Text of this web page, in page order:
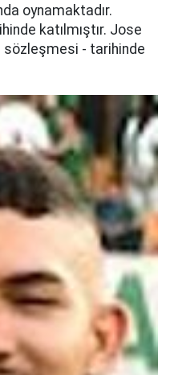
oynamaktadır.
katılmıştır. Jose
sözleşmesi - tarihinde